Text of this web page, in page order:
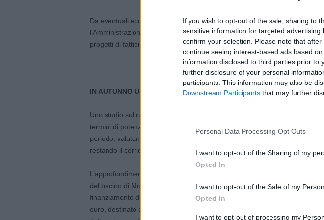
If you wish to opt-out of the sale, sharing to
sensitive information for targeted
confirm your selection. Please note that
continue seeing interest-based ads based
information disclosed to third parties prior to
further disclosure of your personal
participants. This information may also be
Downstream Participants that may further
Personal Data Processing Opt Outs
I want to opt-out of the Sharing of my
Opted In
I want to opt-out of the Sale of my
Opted In
I want to opt-out of processing my
Da eventuali economie di spesa relative a tali studi potranno essere
l’Amministrazione è in attesa di conferma per un eventuale reintegro del
progetti di fattibilità per ulteriori 265 mila euro.
IN AUTUNNO UNO STUDIO SUL FUTURO DI “GIGETTO”
Uno studio sul ruolo della linea ferroviaria Modena-Sassuolo che metta a
termini di potenziale efficacia, criticità, costi di investimento e risorse
periodo, valutando anche più di una tecnologia alternativa al treno, come
restando il corridoio rappresentato dal tracciato odierno.
L’approfondimento su Gigetto, che rientrerà in un vero e proprio Piano del
del bacino di Modena, verrà sviluppato in autunno per una spesa di 82 mila
finanziamento del ministero delle Infrastrutture e dei Trasporti,
euro, destinato alla realizzazione di progetti di fattibilità per la mobilità,